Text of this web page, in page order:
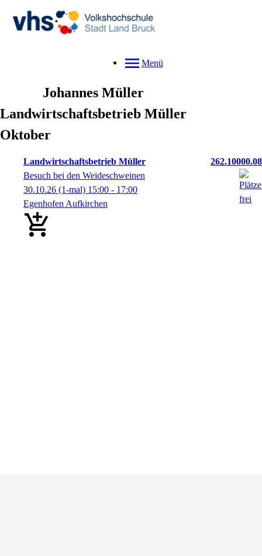
Menü
Johannes Müller
Landwirtschaftsbetrieb Müller
Oktober
Landwirtschaftsbetrieb Müller
262.10000.08
Besuch bei den Weideschweinen
30.10.26 (1-mal) 15:00 - 17:00
Egenhofen Aufkirchen